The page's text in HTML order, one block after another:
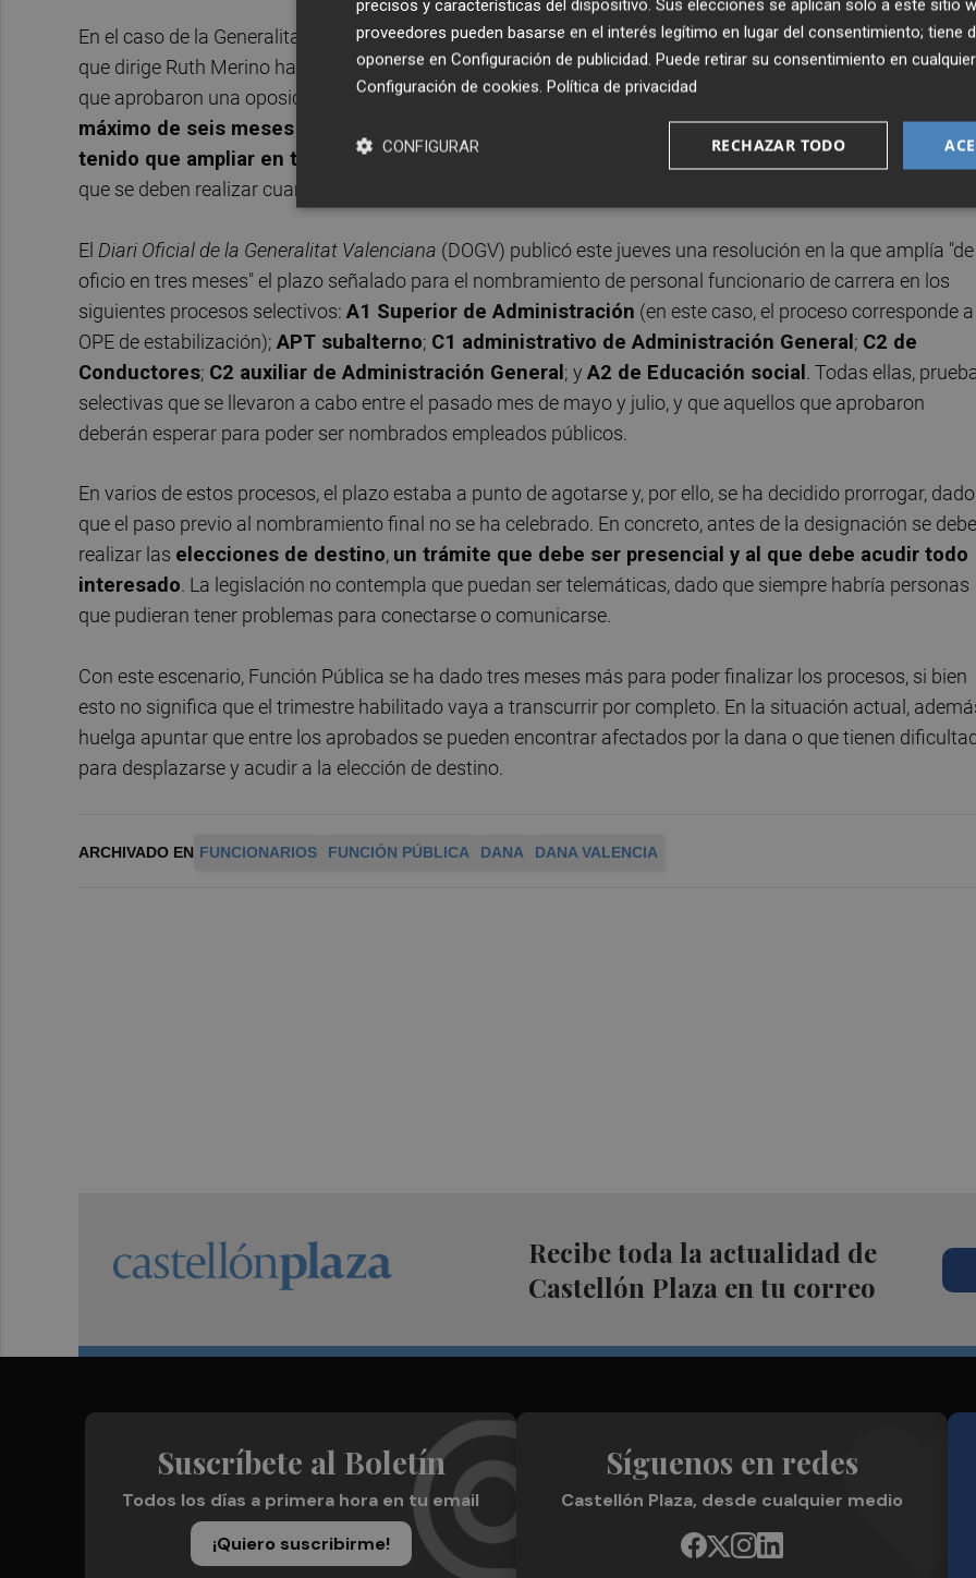
En el caso de la Generalitat Valenciana, de hecho, la Conselleria de Hacienda, Economía y Función Pública
que dirige Ruth Merino ha tenido que ampliar el plazo para nombrar oficialmente a funcionarios de carrera
que aprobaron una oposición meses atrás. En concreto, siel plazo habitual y que marca la ley es de
máximo de seis meses
desde que se tiene una relación de aprobados, ahorala administración lo ha
tenido que ampliar en tres meses másante la imposibilidad de llevar a cabo todos los pasos previos
que se deben realizar cuando un aspirante aprueba un proceso selectivo.
El Diari Oficial de la Generalitat Valenciana (DOGV) publicó este jueves una resolución en la que amplía "de
oficio en tres meses" el plazo señalado para el nombramiento de personal funcionario de carrera en los
siguientes procesos selectivos: A1 Superior de Administración (en este caso, el proceso corresponde
OPE de estabilización); APT subalterno; C1 administrativo de Administración General; C2 de
Conductores; C2 auxiliar de Administración General; y A2 de Educación social. Todas ellas,
selectivas que se llevaron a cabo entre el pasado mes de mayo y julio, y que aquellos que aprobaron
deberán esperar para poder ser nombrados empleados públicos.
En varios de estos procesos, el plazo estaba a punto de agotarse y, por ello, se ha decidido prorrogar, dado
que el paso previo al nombramiento final no se ha celebrado. En concreto, antes de la designación se
realizar las elecciones de destino, un trámite que debe ser presencial y al que debe acudir todo
interesado. La legislación no contempla que puedan ser telemáticas, dado que siempre habría personas
que pudieran tener problemas para conectarse o comunicarse.
Con este escenario, Función Pública se ha dado tres meses más para poder finalizar los procesos, si bien
esto no significa que el trimestre habilitado vaya a transcurrir por completo. En la situación actual,
huelga apuntar que entre los aprobados se pueden encontrar afectados por la dana o que tienen dificultad
para desplazarse y acudir a la elección de destino.
ARCHIVADO EN FUNCIONARIOS FUNCIÓN PÚBLICA DANA DANA VALENCIA
Recibe toda la actualidad de
Castellón Plaza en tu correo
Suscríbete al Boletín
Todos los días a primera hora en tu email
¡Quiero suscribirme!
Síguenos en redes
Castellón Plaza, desde cualquier medio
precisos y características del dispositivo. Sus elecciones se aplican solo a este sitio
proveedores pueden basarse en el interés legítimo en lugar del consentimiento; tiene
oponerse en Configuración de publicidad. Puede retirar su consentimiento en
Configuración de cookies. Política de privacidad
RECHAZAR TODO
CONFIGURAR